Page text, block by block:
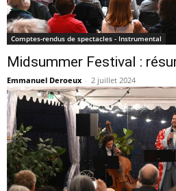
Comptes-rendus de spectacles - Instrumental
Midsummer Festival :
Emmanuel Deroeux - 2 juillet 2024